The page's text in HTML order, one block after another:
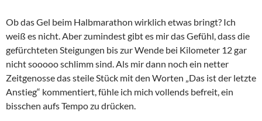
Ob das Gel beim Halbmarathon wirklich etwas bringt? Ich
weiß es nicht. Aber zumindest gibt es mir das Gefühl, dass die
gefürchteten Steigungen bis zur Wende bei Kilometer 12 gar
nicht sooooo schlimm sind. Als mir dann noch ein netter
Zeitgenosse das steile Stück mit den Worten „Das ist der letzte
Anstieg“ kommentiert, fühle ich mich vollends befreit, ein
bisschen aufs Tempo zu drücken.